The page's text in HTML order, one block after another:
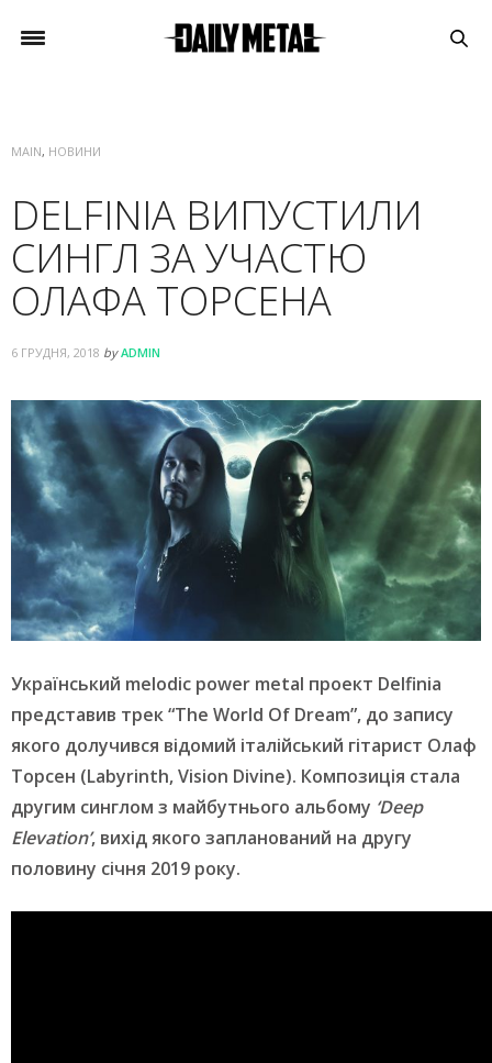
MAIN, НОВИНИ
DELFINIA ВИПУСТИЛИ
СИНГЛ ЗА УЧАСТЮ
ОЛАФА ТОРСЕНА
6 ГРУДНЯ, 2018 by ADMIN
Український melodic power metal проект Delfinia
представив трек “The World Of Dream”, до запису
якого долучився відомий італійський гітарист Олаф
Торсен (Labyrinth, Vision Divine). Композиція стала
другим синглом з майбутнього альбому ‘Deep
Elevation’, вихід якого запланований на другу
половину січня 2019 року.